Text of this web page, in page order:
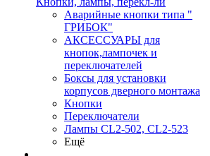
Аварийные кнопки типа "
ГРИБОК"
АКСЕССУАРЫ для
кнопок,лампочек и
переключателей
Боксы для установки
корпусов дверного монтажа
Кнопки
Переключатели
Лампы CL2-502, CL2-523
Ещё